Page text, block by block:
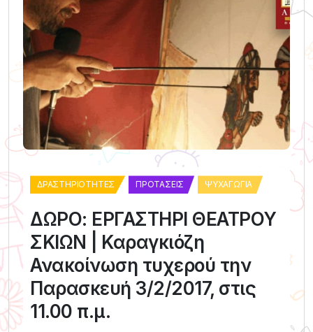
ΔΡΑΣΤΗΡΙΌΤΗΤΕΣ ΠΡΟΤΆΣΕΙΣ ΨΥΧΑΓΩΓΊΑ
ΔΩΡΟ: ΕΡΓΑΣΤΗΡΙ ΘΕΑΤΡΟΥ
ΣΚΙΩΝ | Καραγκιόζη
Ανακοίνωση τυχερού την
Παρασκευή 3/2/2017, στις
11.00 π.μ.